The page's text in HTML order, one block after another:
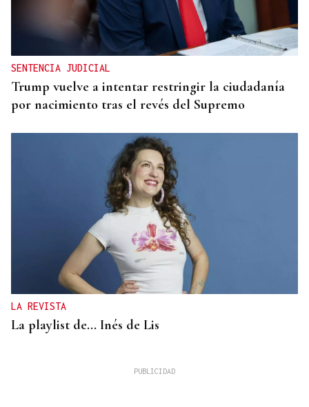
SENTENCIA JUDICIAL
Trump vuelve a intentar restringir la ciudadanía
por nacimiento tras el revés del Supremo
LA REVISTA
La playlist de... Inés de Lis